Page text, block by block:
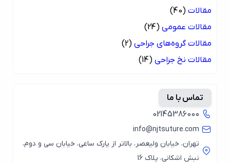
مقالات (40)
مقالات عمومی (24)
مقالات گروه‌های جراحی (2)
مقالات نخ جراحی (14)
تماس با ما
02145386000
info@njtsuture.com
تهران، خیابان ولیعصر، بالاتر از پارک ساعی، خیابان سی و دوم،
نبش اشکانی، پلاک 16